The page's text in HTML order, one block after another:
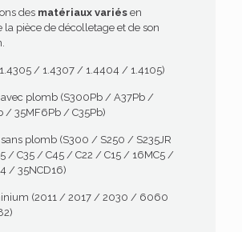
des matériaux variésen
la pièce de décolletageet de son
/ 1.4307 / 1.4404 / 1.4105)
plomb (S300Pb / A37Pb /
/ 35MF6Pb / C35Pb)
plomb (S300 / S250 / S235JR
/ C35 / C45 / C22 / C15 / 16MC5 /
/ 35NCD16)
(2011 / 2017 / 2030 / 6060